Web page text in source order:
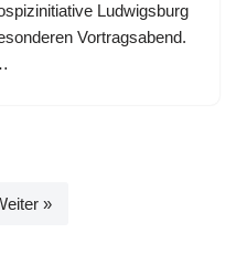
Ludwigsburg
Vortragsabend.
»